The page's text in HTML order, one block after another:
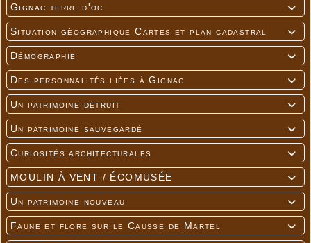

Gignac terre d'oc

Situation géographique Cartes et plan cadastral

Démographie

Des personnalités liées à Gignac

Un patrimoine détruit

Un patrimoine sauvegardé

Curiosités architecturales

MOULIN À VENT / ÉCOMUSÉE

Un patrimoine nouveau

Faune et flore sur le Causse de Martel